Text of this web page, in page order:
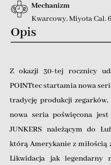
Mechanizm
Kwarcowy,Miyota Cal.
Opis
Z okazji 30-tej rocznicy
POINTtec startamia nowa
tradycję produkcji
nowa seria poświęcona
JUNKERS należącym do
którą Amerykanie z miłością
Likwidacja jak legendarny